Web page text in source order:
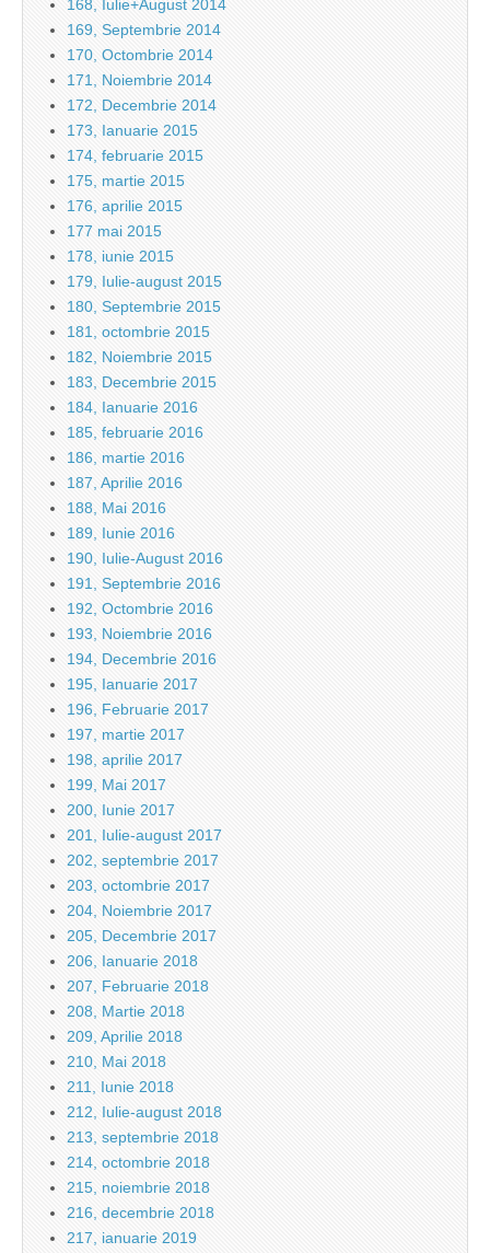
168, Iulie+August 2014
169, Septembrie 2014
170, Octombrie 2014
171, Noiembrie 2014
172, Decembrie 2014
173, Ianuarie 2015
174, februarie 2015
175, martie 2015
176, aprilie 2015
177 mai 2015
178, iunie 2015
179, Iulie-august 2015
180, Septembrie 2015
181, octombrie 2015
182, Noiembrie 2015
183, Decembrie 2015
184, Ianuarie 2016
185, februarie 2016
186, martie 2016
187, Aprilie 2016
188, Mai 2016
189, Iunie 2016
190, Iulie-August 2016
191, Septembrie 2016
192, Octombrie 2016
193, Noiembrie 2016
194, Decembrie 2016
195, Ianuarie 2017
196, Februarie 2017
197, martie 2017
198, aprilie 2017
199, Mai 2017
200, Iunie 2017
201, Iulie-august 2017
202, septembrie 2017
203, octombrie 2017
204, Noiembrie 2017
205, Decembrie 2017
206, Ianuarie 2018
207, Februarie 2018
208, Martie 2018
209, Aprilie 2018
210, Mai 2018
211, Iunie 2018
212, Iulie-august 2018
213, septembrie 2018
214, octombrie 2018
215, noiembrie 2018
216, decembrie 2018
217, ianuarie 2019